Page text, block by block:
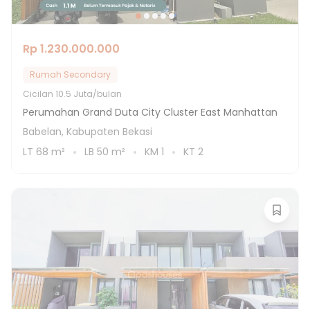
Rp 1.230.000.000
Rumah Secondary
Cicilan 10.5 Juta/bulan
Perumahan Grand Duta City Cluster East Manhattan
Babelan, Kabupaten Bekasi
LT 68 m² LB 50 m² KM 1 KT 2